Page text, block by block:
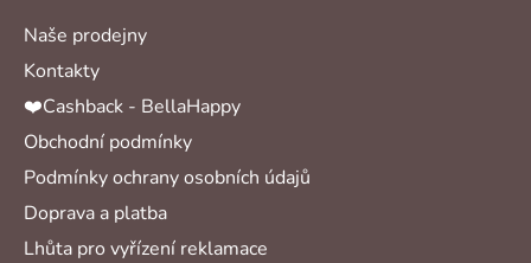
Naše prodejny
Kontakty
❤️Cashback - BellaHappy
Obchodní podmínky
Podmínky ochrany osobních údajů
Doprava a platba
Lhůta pro vyřízení reklamace